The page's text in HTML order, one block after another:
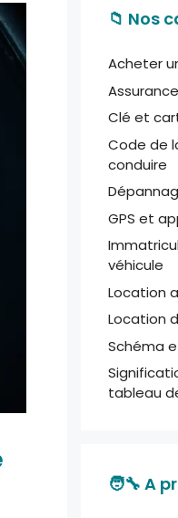
📁 Nos
Acheter
Clé et
Code de
conduire
GPS et
véhicule
Location
Location
Schéma
tableau
🧑‍🔧 A